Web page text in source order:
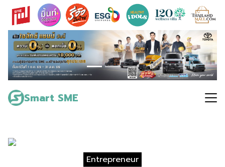
Skip
content
Smart SME
Search
for:
Entrepreneur